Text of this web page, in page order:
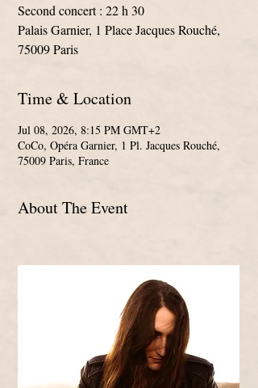
Second concert : 22 h 30
Palais Garnier, 1 Place Jacques Rouché,
75009 Paris
Time & Location
Jul 08, 2026, 8:15 PM GMT+2
CoCo, Opéra Garnier, 1 Pl. Jacques Rouché,
75009 Paris, France
About The Event